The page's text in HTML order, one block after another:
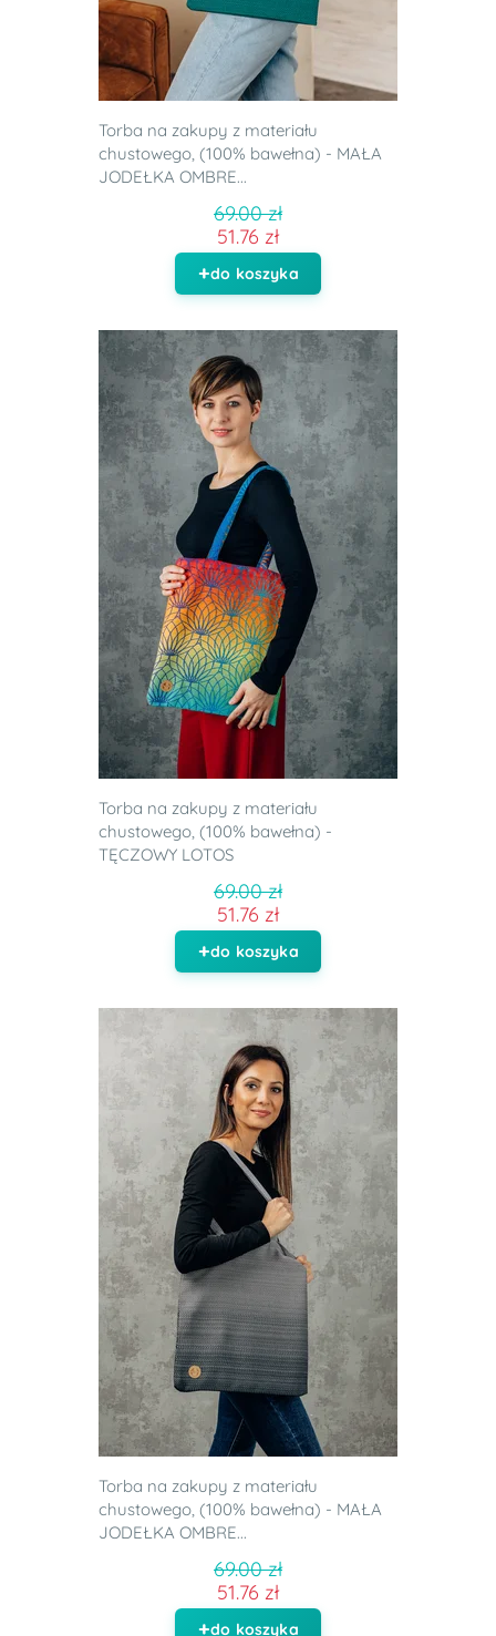
Torba na zakupy z materiału
chustowego, (100% bawełna) - MAŁA
JODEŁKA OMBRE...
69.00 zł
51.76 zł
do koszyka
Torba na zakupy z materiału
chustowego, (100% bawełna) -
TĘCZOWY LOTOS
69.00 zł
51.76 zł
do koszyka
Torba na zakupy z materiału
chustowego, (100% bawełna) - MAŁA
JODEŁKA OMBRE...
69.00 zł
51.76 zł
do koszyka